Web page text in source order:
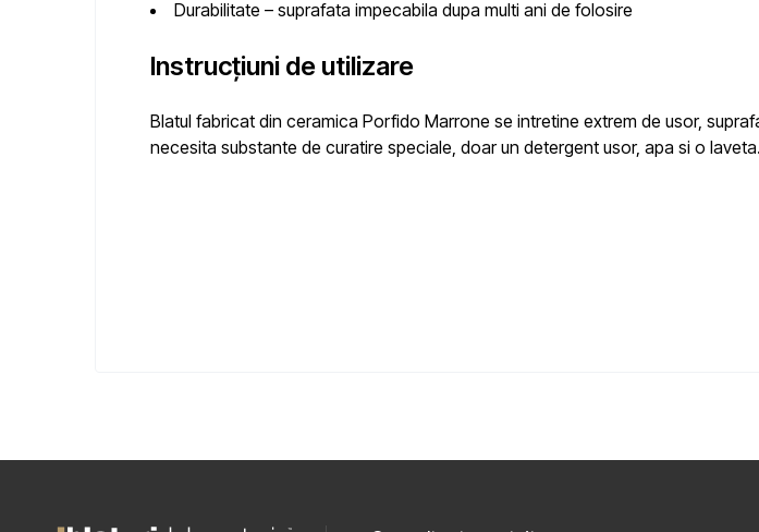
Durabilitate – suprafata impecabila dupa multi ani de folosire
Instrucțiuni de utilizare
Blatul fabricat din ceramica Porfido Marrone se intretine extrem de usor,
necesita substante de curatire speciale, doar un detergent usor, apa si o laveta.